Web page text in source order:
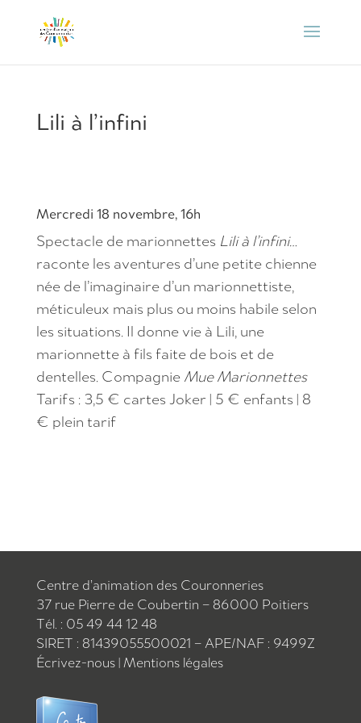
Lili à l’infini
Mercredi 18 novembre, 16h
Spectacle de marionnettes Lili à l’infini…
raconte les aventures d’une petite chienne
née de l’imaginaire d’un marionnettiste,
méticuleux mais plus ou moins habile selon
les situations. Il donne vie à Lili, une
marionnette à fils faite de bois et de
dentelles. CompagnieMue Marionnettes
Tarifs : 3,5 € cartes Joker | 5 € enfants | 8
€ plein tarif
Centre d’animation des Couronneries
37 rue Pierre de Coubertin – 86000 Poitiers
Tél. : 05 49 44 12 48
SIRET : 81439055500021 – APE/NAF : 9499Z
Écrivez-nous|Mentions légales